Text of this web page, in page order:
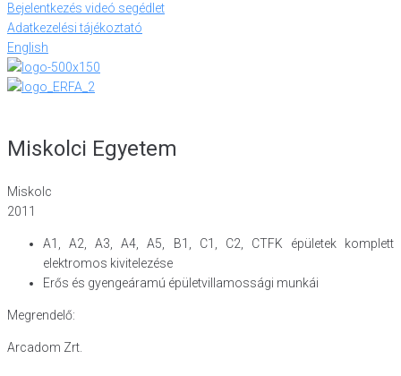
Bejelentkezés videó segédlet
Adatkezelési tájékoztató
English
Miskolci Egyetem
Miskolc
2011
A1, A2, A3, A4, A5, B1, C1, C2, CTFK épületek komplett
elektromos kivitelezése
Erős és gyengeáramú épületvillamossági munkái
Megrendelő:
Arcadom Zrt.